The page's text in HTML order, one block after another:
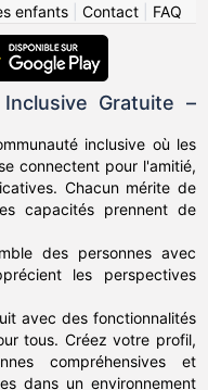
enfants| Contact| FAQ
Gratuite –
inclusive où les
connectent pour l'amitié,
Chacun mérite de
capacités prennent de
des personnes avec
les perspectives
avec des fonctionnalités
tous. Créez votre profil,
compréhensives et
dans un environnement